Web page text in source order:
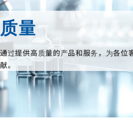
质量
通过提供高质量的产品和服务，为各位
献。